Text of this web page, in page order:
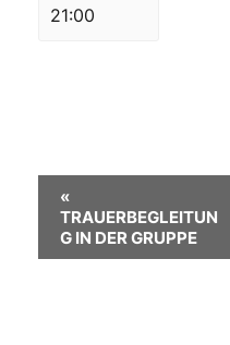
21:00
«
TRAUERBEGLEITUN
G IN DER GRUPPE